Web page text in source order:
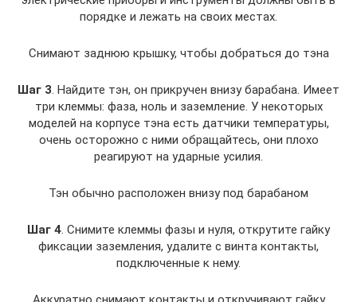
порядке и лежать на своих местах.
Снимают заднюю крышку, чтобы добраться до тэна
Шаг 3. Найдите тэн, он прикручен внизу барабана. Имеет
три клеммы: фаза, ноль и заземление. У некоторых
моделей на корпусе тэна есть датчики температуры,
очень осторожно с ними обращайтесь, они плохо
реагируют на ударные усилия.
Тэн обычно расположен внизу под барабаном
Шаг 4. Снимите клеммы фазы и нуля, открутите гайку
фиксации заземления, удалите с винта контакты,
подключенные к нему.